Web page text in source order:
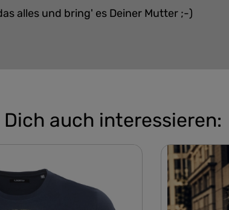
alles und bring' es Deiner Mutter ;-)
auch interessieren: